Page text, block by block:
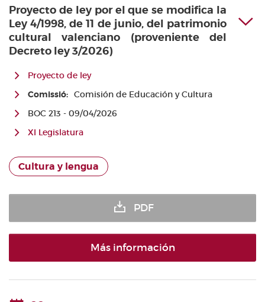
Proyecto de ley por el que se modifica la
Ley 4/1998, de 11 de junio, del patrimonio
cultural valenciano (proveniente del
Decreto ley 3/2026)
Proyecto de ley
Comissió: Comisión de Educación y Cultura
BOC 213 - 09/04/2026
XI Legislatura
Cultura y lengua
PDF
Más información